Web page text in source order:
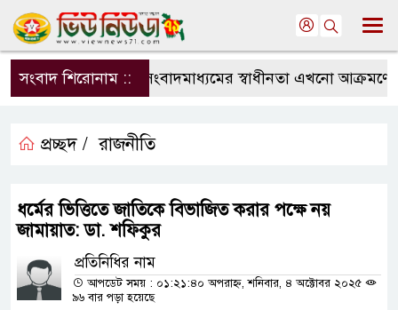
সংবাদ শিরোনাম ::সংবাদমাধ্যমের স্বাধীনতা এখনো আক্রমণের
প্রচ্ছদ / রাজনীতি
ধর্মের ভিত্তিতে জাতিকে বিভাজিত করার পক্ষে নয়
জামায়াত: ডা. শফিকুর
প্রতিনিধির নাম
আপডেট সময় : ০১:২১:৪০ অপরাহ্ন, শনিবার, ৪ অক্টোবর ২০২৫
৯৬ বার পড়া হয়েছে